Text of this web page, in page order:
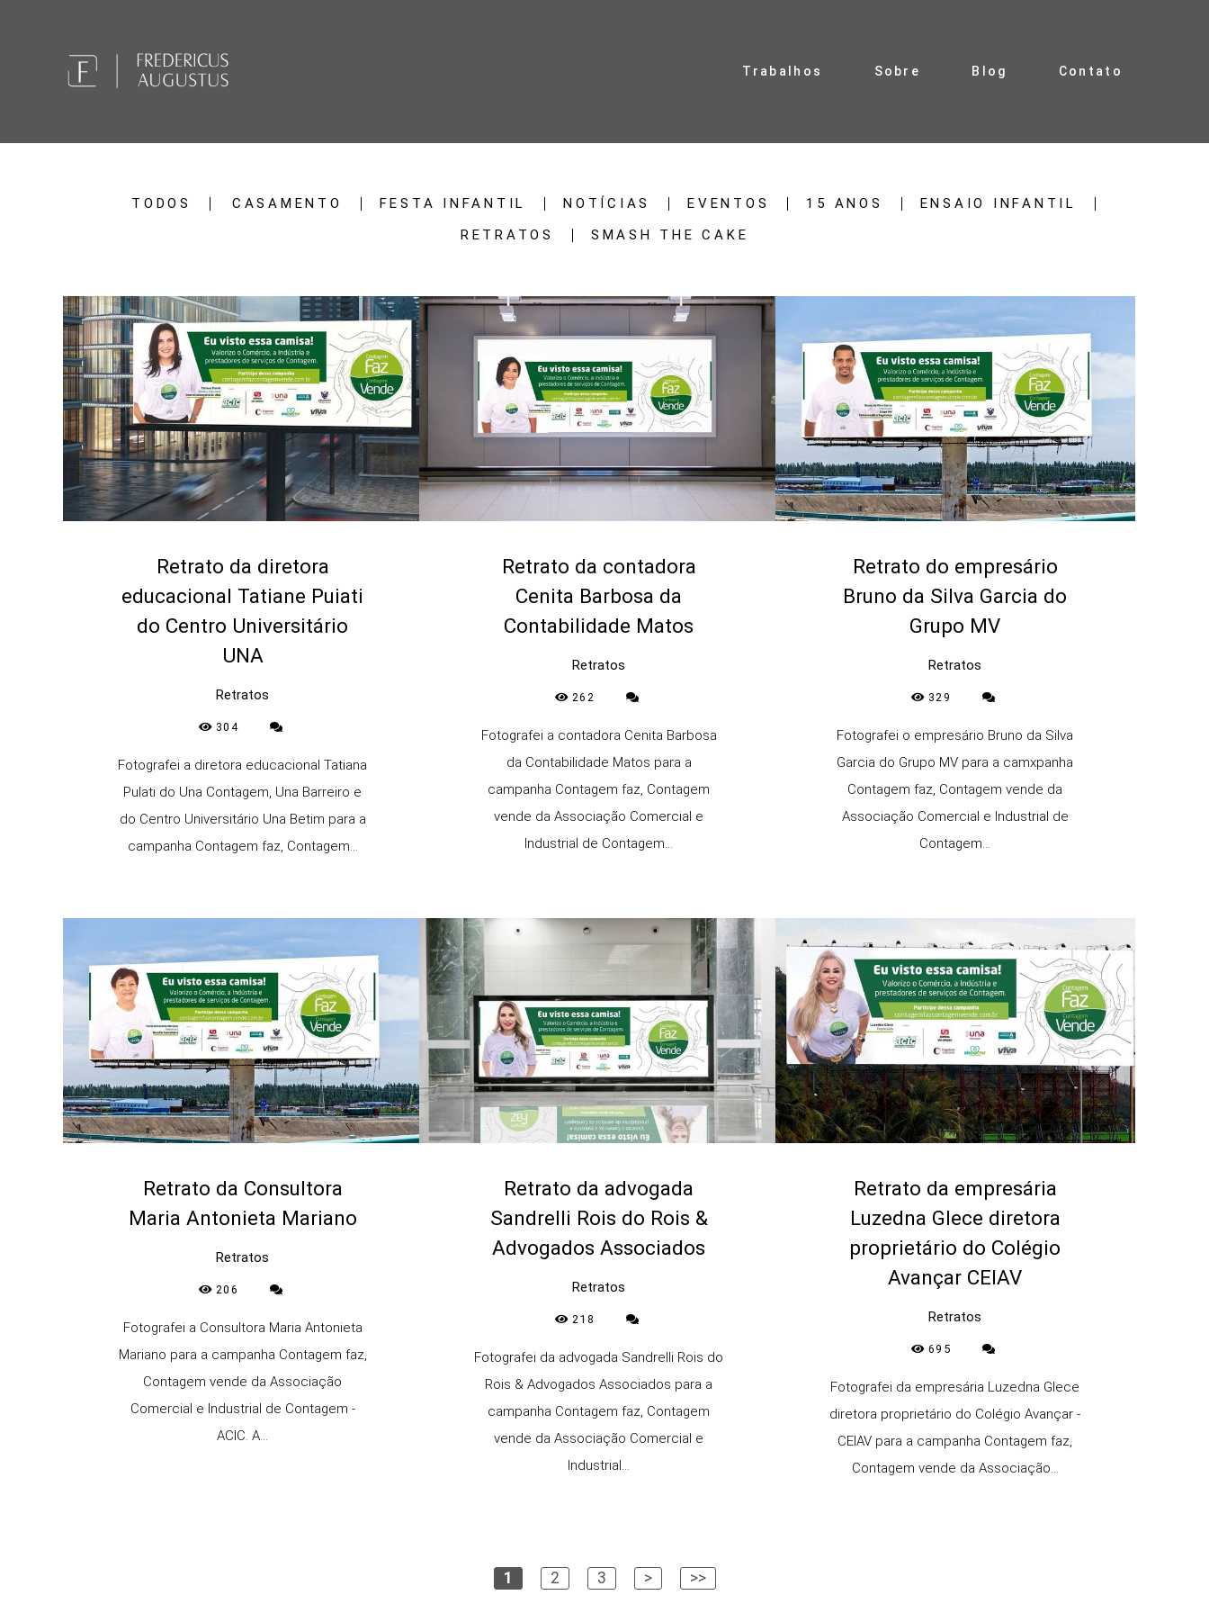
Trabalhos Sobre Blog Contato
TODOS CASAMENTO FESTA INFANTIL NOTÍCIAS EVENTOS 15 ANOS
ENSAIO INFANTIL
RETRATOS
SMASH THE CAKE
Retrato da diretora
educacional Tatiane Puiati
do Centro Universitário
UNA
Retratos
304
Fotografei a diretora educacional Tatiana
Pulati do Una Contagem, Una Barreiro e
do Centro Universitário Una Betim para a
campanha Contagem faz, Contagem...
Retrato da contadora
Cenita Barbosa da
Contabilidade Matos
Retratos
262
Fotografei a contadora Cenita Barbosa
da Contabilidade Matos para a
campanha Contagem faz, Contagem
vende da Associação Comercial e
Industrial de Contagem...
Retrato do empresário
Bruno da Silva Garcia do
Grupo MV
Retratos
329
Fotografei o empresário Bruno da Silva
Garcia do Grupo MV para a camxpanha
Contagem faz, Contagem vende da
Associação Comercial e Industrial de
Contagem...
Retrato da Consultora
Maria Antonieta Mariano
Retratos
206
Fotografei a Consultora Maria Antonieta
Mariano para a campanha Contagem faz,
Contagem vende da Associação
Comercial e Industrial de Contagem -
ACIC. A...
Retrato da advogada
Sandrelli Rois do Rois &
Advogados Associados
Retratos
218
Fotografei da advogada Sandrelli Rois do
Rois & Advogados Associados para a
campanha Contagem faz, Contagem
vende da Associação Comercial e
Industrial...
Retrato da empresária
Luzedna Glece diretora
proprietário do Colégio
Avançar CEIAV
Retratos
695
Fotografei da empresária Luzedna Glece
diretora proprietário do Colégio Avançar -
CEIAV para a campanha Contagem faz,
Contagem vende da Associação...
1 2 3 > >>